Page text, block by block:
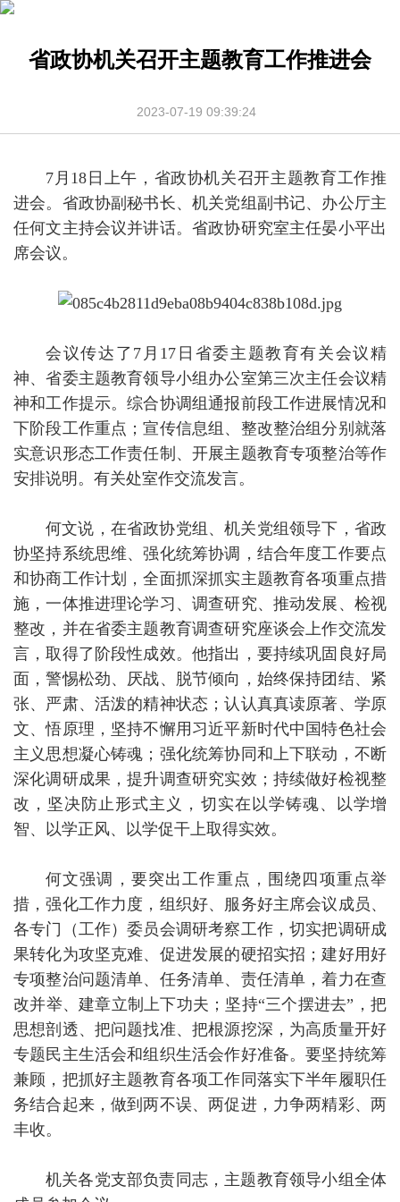
省政协机关召开主题教育工作推进会
2023-07-19 09:39:24
7月18日上午，省政协机关召开主题教育工作推
进会。省政协副秘书长、机关党组副书记、办公厅主
任何文主持会议并讲话。省政协研究室主任晏小平出
席会议。
会议传达了7月17日省委主题教育有关会议精
神、省委主题教育领导小组办公室第三次主任会议精
神和工作提示。综合协调组通报前段工作进展情况和
下阶段工作重点；宣传信息组、整改整治组分别就落
实意识形态工作责任制、开展主题教育专项整治等作
安排说明。有关处室作交流发言。
何文说，在省政协党组、机关党组领导下，省政
协坚持系统思维、强化统筹协调，结合年度工作要点
和协商工作计划，全面抓深抓实主题教育各项重点措
施，一体推进理论学习、调查研究、推动发展、检视
整改，并在省委主题教育调查研究座谈会上作交流发
言，取得了阶段性成效。他指出，要持续巩固良好局
面，警惕松劲、厌战、脱节倾向，始终保持团结、紧
张、严肃、活泼的精神状态；认认真真读原著、学原
文、悟原理，坚持不懈用习近平新时代中国特色社会
主义思想凝心铸魂；强化统筹协同和上下联动，不断
深化调研成果，提升调查研究实效；持续做好检视整
改，坚决防止形式主义，切实在以学铸魂、以学增
智、以学正风、以学促干上取得实效。
何文强调，要突出工作重点，围绕四项重点举
措，强化工作力度，组织好、服务好主席会议成员、
各专门（工作）委员会调研考察工作，切实把调研成
果转化为攻坚克难、促进发展的硬招实招；建好用好
专项整治问题清单、任务清单、责任清单，着力在查
改并举、建章立制上下功夫；坚持“三个摆进去”，把
思想剖透、把问题找准、把根源挖深，为高质量开好
专题民主生活会和组织生活会作好准备。要坚持统筹
兼顾，把抓好主题教育各项工作同落实下半年履职任
务结合起来，做到两不误、两促进，力争两精彩、两
丰收。
机关各党支部负责同志，主题教育领导小组全体